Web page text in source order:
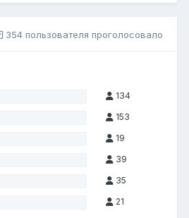
354 пользователя проголосовало
134
153
19
39
35
21